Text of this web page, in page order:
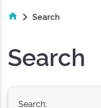
Search
Search
Search: